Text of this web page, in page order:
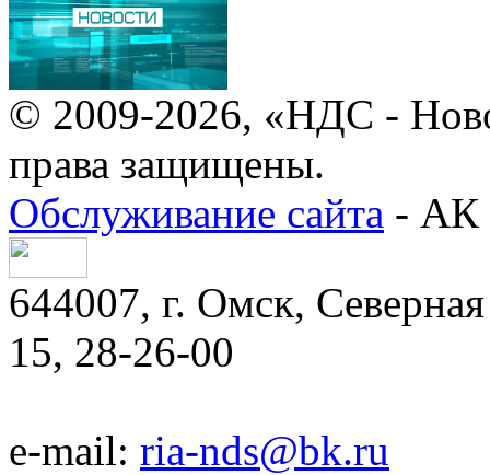
© 2009-2026, «НДС -
права защищены.
Обслуживание сайта - АК
644007, г. Омск,
15, 28-26-00
e-mail: ria-nds@bk.ru